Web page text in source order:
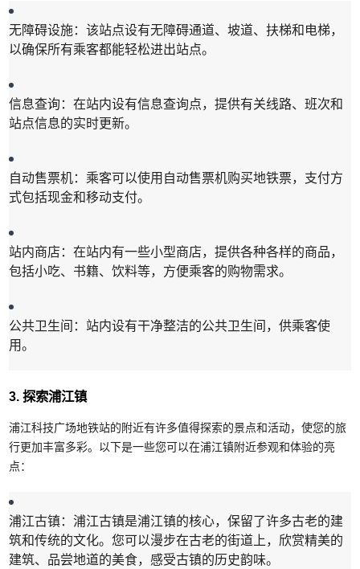
无障碍设施：该站点设有无障碍通道、坡道、扶梯和电梯，
以确保所有乘客都能轻松进出站点。
信息查询：在站内设有信息查询点，提供有关线路、班次和
站点信息的实时更新。
自动售票机：乘客可以使用自动售票机购买地铁票，支付方
式包括现金和移动支付。
站内商店：在站内有一些小型商店，提供各种各样的商品，
包括小吃、书籍、饮料等，方便乘客的购物需求。
公共卫生间：站内设有干净整洁的公共卫生间，供乘客使
用。
3. 探索浦江镇
浦江科技广场地铁站的附近有许多值得探索的景点和活动，使您的旅
行更加丰富多彩。以下是一些您可以在浦江镇附近参观和体验的亮
点：
浦江古镇：浦江古镇是浦江镇的核心，保留了许多古老的建
筑和传统的文化。您可以漫步在古老的街道上，欣赏精美的
建筑、品尝地道的美食，感受古镇的历史韵味。